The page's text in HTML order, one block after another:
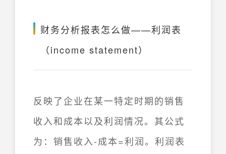
财务分析报表怎么做——利润表
（income statement）
反映了企业在某一特定时期的销售
收入和成本以及利润情况。其公式
为：销售收入-成本=利润。利润表